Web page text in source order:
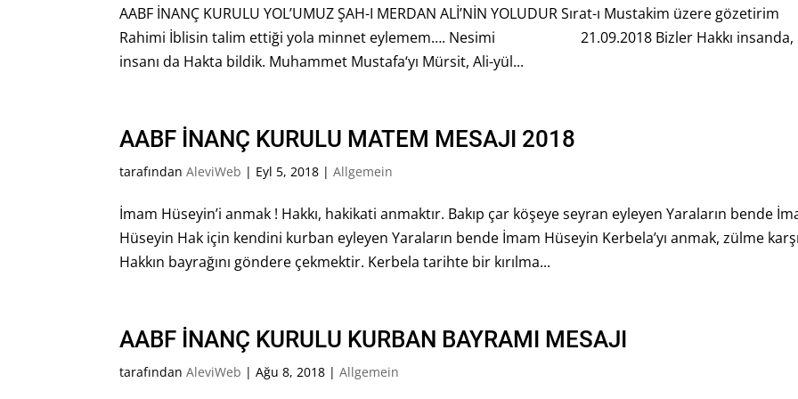
AABF İNANÇ KURULU YOL’UMUZ ŞAH-I MERDAN ALİ’NİN YOLUDUR Sırat-ı Mustakim üzere gözetirim
Rahimi İblisin talim ettiği yola minnet eylemem…. Nesimi 21.09.2018 Bizler Hakkı insanda,
insanı da Hakta bildik. Muhammet Mustafa‘yı Mürsit, Ali-yül...
AABF İNANÇ KURULU MATEM MESAJI 2018
tarafındanAleviWeb | Eyl 5, 2018 |Allgemein
İmam Hüseyin’i anmak ! Hakkı, hakikati anmaktır. Bakıp çar köşeye seyran eyleyen Yaraların bende
Hüseyin Hak için kendini kurban eyleyen Yaraların bende İmam Hüseyin Kerbela’yı anmak, zülme karşı
Hakkın bayrağını göndere çekmektir. Kerbela tarihte bir kırılma...
AABF İNANÇ KURULU KURBAN BAYRAMI MESAJI
tarafındanAleviWeb |Ağu 8, 2018 |Allgemein